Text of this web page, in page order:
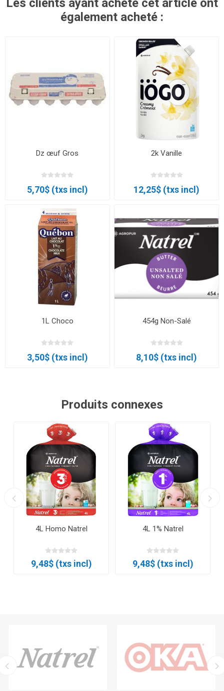
Les clients ayant acheté cet article ont
également acheté :
Dz œuf Gros
5,70$ (txs incl)
2k Vanille
12,25$ (txs incl)
1L Choco
3,50$ (txs incl)
454g Non-Salé
8,10$ (txs incl)
Produits connexes
4L Homo Natrel
9,48$ (txs incl)
4L 1% Natrel
9,48$ (txs incl)